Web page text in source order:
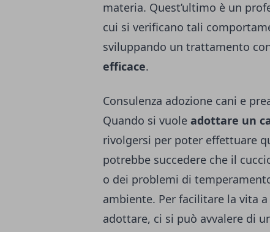
materia. Quest’ultimo è un
cui si verificano tali
sviluppando un trattamento
efficace.
Consulenza adozione cani e
Quando si vuole adottare un
rivolgersi per poter effettuare
potrebbe succedere che il
o dei problemi di
ambiente. Per facilitare la vita
adottare, ci si può avvalere di